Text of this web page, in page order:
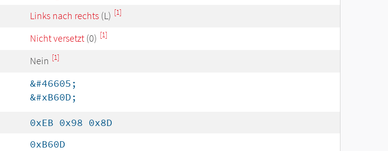
Links nach rechts (L) [1]
Nicht versetzt (0) [1]
Nein [1]
&#46605;
&#xB60D;
0xEB 0x98 0x8D
0xB60D